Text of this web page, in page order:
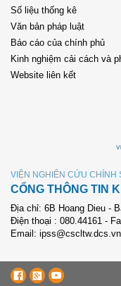
Số liệu thống kê
Văn bản pháp luật
Báo cáo của chính phủ
Kinh nghiệm cải cách và
Website liên kết
VIỆN NGHIÊN CỨU CHÍNH
CỔNG THÔNG TIN
Địa chỉ: 6B Hoang Dieu -
Điện thoại : 080.44161 -
Email: ipss@cscltw.dcs.vn